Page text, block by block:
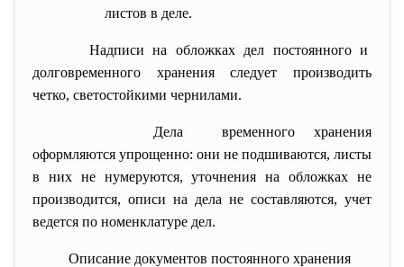
листов в деле.
Надписи на обложках дел постоянного и
долговременного хранения следует производить
четко, светостойкими чернилами.
Дела временного хранения
оформляются упрощенно: они не подшиваются, листы
в них не нумеруются, уточнения на обложках не
производится, описи на дела не составляются, учет
ведется по номенклатуре дел.
Описание документов постоянного хранения